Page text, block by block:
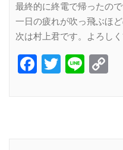
最終的に終電で帰ったので
一日の疲れが吹っ飛ぶほ
次は村上君です。よろし
Facebook
Twitter
Line